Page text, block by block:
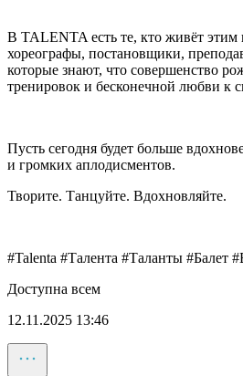
В TALENTA есть те, кто живёт этим
хореографы, постановщики,
которые знают, что совершенство
тренировок и бесконечной любви к
Пусть сегодня будет больше
и громких аплодисментов.
Творите. Танцуйте. Вдохновляйте.
#Talenta #Талента #Таланты #Балет
Доступна всем
12.11.2025 13:46